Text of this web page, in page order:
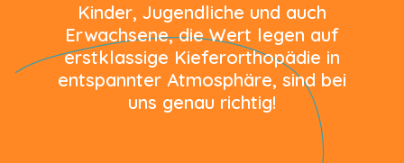
Kinder, Jugendliche und auch
Erwachsene, die Wert legen auf
erstklassige Kieferorthopädie in
entspannter Atmosphäre, sind bei
uns genau richtig!